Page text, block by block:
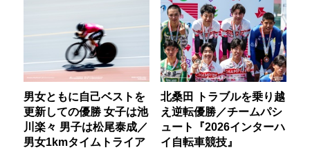
男女ともに自己ベストを
更新しての優勝 女子は池
川楽々 男子は松尾泰成／
男女1kmタイムトライア
北桑田 トラブルを乗り越
え逆転優勝／チームパシ
ュート『2026インターハ
イ自転車競技』